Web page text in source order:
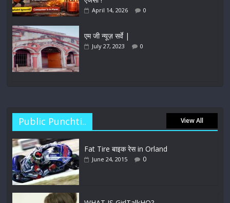
April 14, 2026 0
एम जी न्यूज़ सर्वे |
July 27, 2023 0
Public Punchti.. View All
Fat Tire बाइक रेस in Orland
June 24, 2015 0